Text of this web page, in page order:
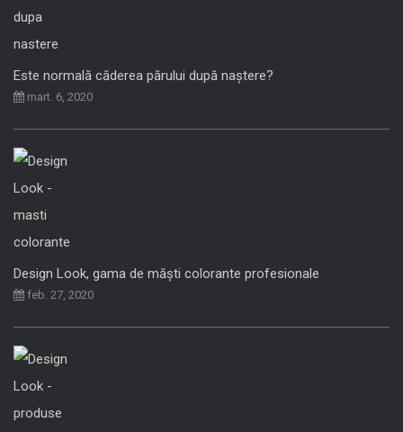
Este normală căderea părului după naștere?
mart. 6, 2020
Design Look, gama de măști colorante profesionale
feb. 27, 2020